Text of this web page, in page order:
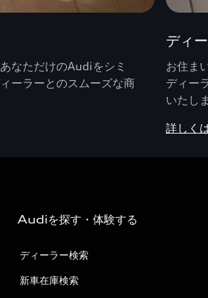
なただけのAudiをシミ
ーラーとのスムーズな商
ディ
お住ま
ディー
いたし
詳しく
Audiを探す・体験する
ディーラー検索
新車在庫検索